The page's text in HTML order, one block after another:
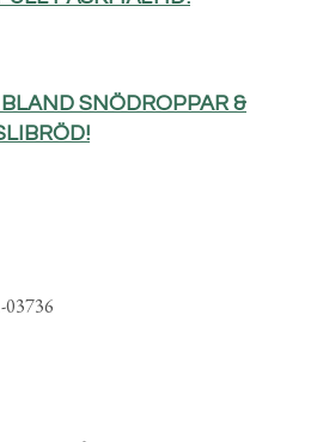
SNÖDROPPAR &